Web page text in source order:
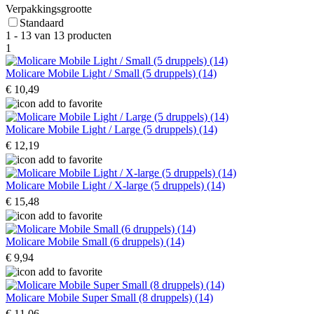
Verpakkingsgrootte
Standaard
1 - 13 van 13 producten
1
Molicare Mobile Light / Small (5 druppels) (14)
€ 10,49
Molicare Mobile Light / Large (5 druppels) (14)
€ 12,19
Molicare Mobile Light / X-large (5 druppels) (14)
€ 15,48
Molicare Mobile Small (6 druppels) (14)
€ 9,94
Molicare Mobile Super Small (8 druppels) (14)